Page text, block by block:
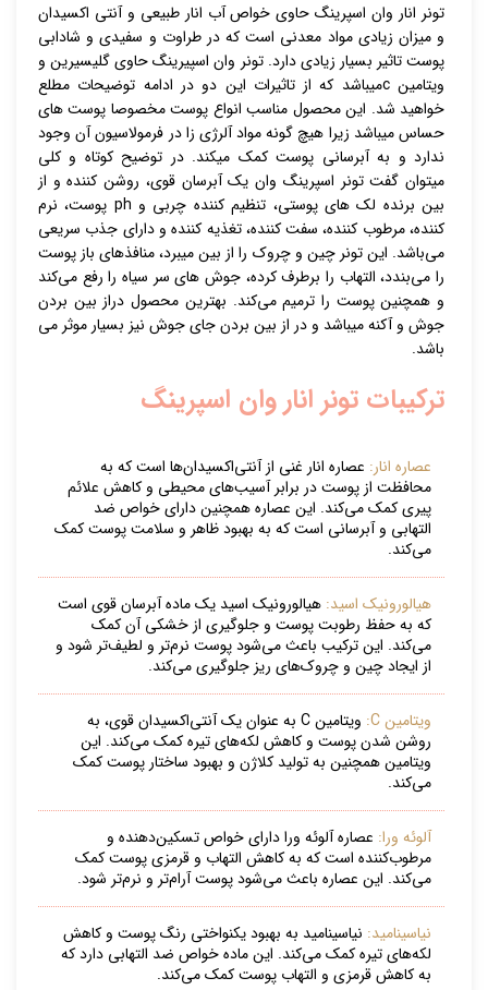
تونر انار وان اسپرینگ حاوی خواص آب انار طبیعی و آنتی اکسیدان
و میزان زیادی مواد معدنی است که در طراوت و سفیدی و شادابی
پوست تاثیر بسیار زیادی دارد. تونر وان اسپیرینگ حاوی گلیسیرین و
ویتامین cمیباشد که از تاثیرات این دو در ادامه توضیحات مطلع
خواهید شد. این محصول مناسب انواع پوست مخصوصا پوست های
حساس میباشد زیرا هیچ گونه مواد آلرژی زا در فرمولاسیون آن وجود
ندارد و به آبرسانی پوست کمک میکند. در توضیح کوتاه و کلی
میتوان گفت تونر اسپرینگ وان یک آبرسان قوی، روشن کننده و از
بین برنده لک های پوستی، تنظیم کننده چربی و ph پوست، نرم
کننده، مرطوب کننده، سفت کننده، تغذیه کننده و دارای جذب سریعی
می‌باشد. این تونر چین و چروک را از بین میبرد، منافذهای باز پوست
را می‌بندد، التهاب را برطرف کرده، جوش های سر سیاه را رفع می‌کند
و همچنین پوست را ترمیم می‌کند. بهترین محصول دراز بین بردن
جوش و آکنه میباشد و در از بین بردن جای جوش نیز بسیار موثر می
باشد.
ترکیبات تونر انار وان اسپرینگ
عصاره انار: عصاره انار غنی از آنتی‌اکسیدان‌ها است که به
محافظت از پوست در برابر آسیب‌های محیطی و کاهش علائم
پیری کمک می‌کند. این عصاره همچنین دارای خواص ضد
التهابی و آبرسانی است که به بهبود ظاهر و سلامت پوست کمک
می‌کند.
هیالورونیک اسید: هیالورونیک اسید یک ماده آبرسان قوی است
که به حفظ رطوبت پوست و جلوگیری از خشکی آن کمک
می‌کند. این ترکیب باعث می‌شود پوست نرم‌تر و لطیف‌تر شود و
از ایجاد چین و چروک‌های ریز جلوگیری می‌کند.
ویتامین C:
ویتامین C به عنوان یک آنتی‌اکسیدان قوی، به
روشن شدن پوست و کاهش لکه‌های تیره کمک می‌کند. این
ویتامین همچنین به تولید کلاژن و بهبود ساختار پوست کمک
می‌کند.
آلوئه ورا: عصاره آلوئه ورا دارای خواص تسکین‌دهنده و
مرطوب‌کننده است که به کاهش التهاب و قرمزی پوست کمک
می‌کند. این عصاره باعث می‌شود پوست آرام‌تر و نرم‌تر شود.
نیاسینامید: نیاسینامید به بهبود یکنواختی رنگ پوست و کاهش
لکه‌های تیره کمک می‌کند. این ماده خواص ضد التهابی دارد که
به کاهش قرمزی و التهاب پوست کمک می‌کند.